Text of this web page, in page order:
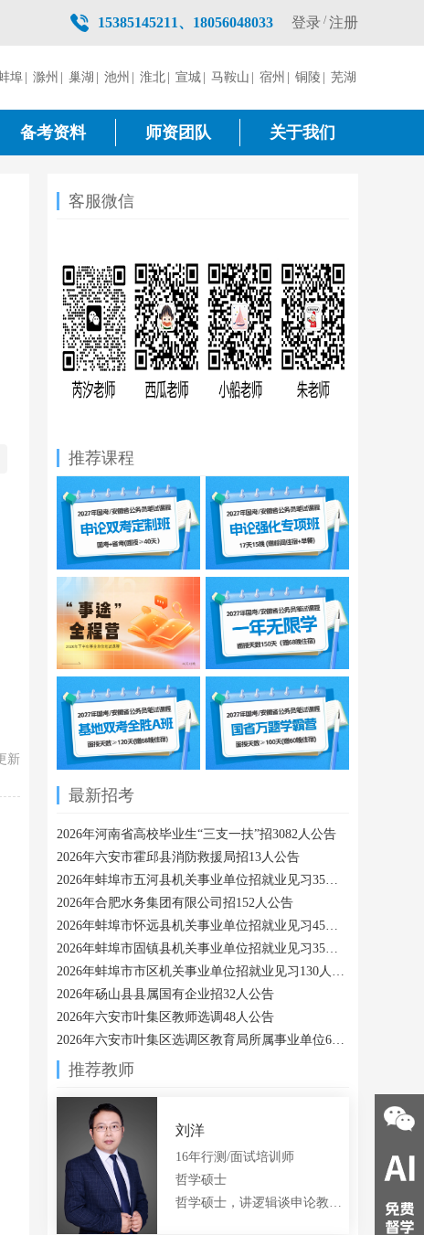
978328521
18056048033
15385145211
15385145211、18056048033 登录 /注册
埠 滁州 巢湖 池州 淮北 宣城 马鞍山 宿州 铜陵 芜湖
备考资料 师资团队 关于我们
新
客服微信
推荐课程
最新招考
2026年河南省高校毕业生“三支一扶”招3082人公告
2026年六安市霍邱县消防救援局招13人公告
2026年合肥水务集团有限公司招152人公告
2026年砀山县县属国有企业招32人公告
2026年六安市叶集区教师选调48人公告
推荐教师
刘洋
16年行测/面试培训师
哲学硕士